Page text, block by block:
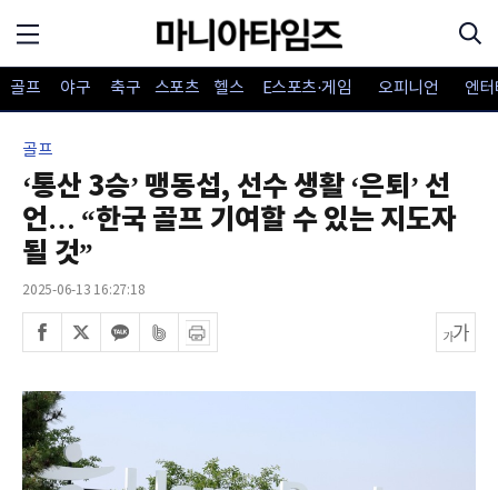
골프 야구 축구 스포츠 헬스 E스포츠·게임 오피니언 엔
골프
‘통산 3승’ 맹동섭, 선수 생활 ‘은퇴’ 선
언… “한국 골프 기여할 수 있는 지도자
될 것”
2025-06-13 16:27:18